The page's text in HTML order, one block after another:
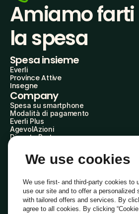
Amiamo farti
la spesa
Spesa insieme
Everli
Province Attive
Insegne
Company
Spesa su smartphone
Modalità di pagamento
Everli Plus
AgevolAzioni
Diventa Partner
Everli Shoppers
About Us
Everli News
Domande frequenti
Lavora con noi
Diventa Shopper
We use cookies
We use first- and third-party cookies to
use our site and to offer a personalized
with tailored offers and services. By
agree to all cookies. By clicking